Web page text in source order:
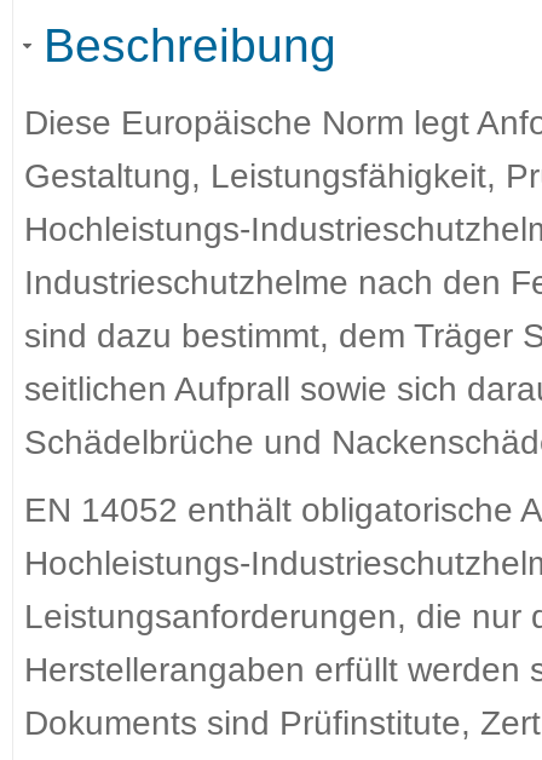
Beschreibung
Diese Europäische Norm legt
Gestaltung, Leistungsfähigkeit,
Hochleistungs-
Industrieschutzhelme nach den
sind dazu bestimmt, dem Träger
seitlichen Aufprall sowie sich
Schädelbrüche und
EN 14052 enthält obligatorische
Hochleistungs-
Leistungsanforderungen, die nur
Herstellerangaben erfüllt werden
Dokuments sind Prüfinstitute,